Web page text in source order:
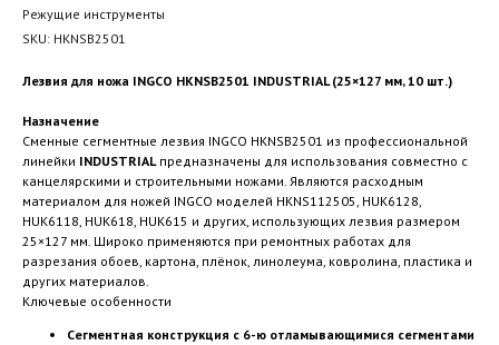
Режущие инструменты
SKU: HKNSB2501
Лезвия для ножа INGCO HKNSB2501 INDUSTRIAL (25×127 мм, 10 шт.)
Назначение
Сменные сегментные лезвия INGCO HKNSB2501 из профессиональной
линейки INDUSTRIALпредназначены для использования совместно с
канцелярскими и строительными ножами. Являются расходным
материалом для ножей INGCO моделей HKNS112505, HUK6128,
HUK6118, HUK618, HUK615 и других, использующих лезвия размером
25×127 мм. Широко применяются при ремонтных работах для
разрезания обоев, картона, плёнок, линолеума, ковролина, пластика и
других материалов.
Ключевые особенности
Сегментная конструкция с 6-ю отламывающимися сегментами